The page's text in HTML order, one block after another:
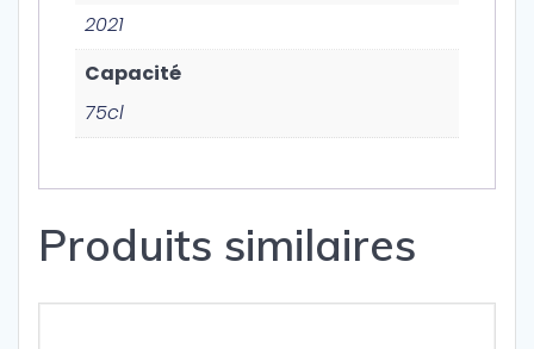
2021
Capacité
75cl
Produits similaires